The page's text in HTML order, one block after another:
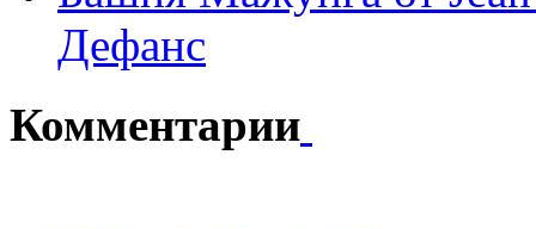
Дефанс
Комментарии